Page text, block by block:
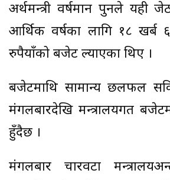
अर्थमन्त्री वर्षमान पुनले यही
आर्थिक वर्षका लागि १८ खर्ब
रुपैयाँको बजेट ल्याएका थिए ।
बजेटमाथि सामान्य छलफल
मंगलबारदेखि मन्त्रालयगत
हुँदैछ ।
मंगलबार चारवटा